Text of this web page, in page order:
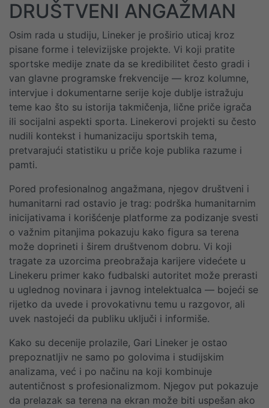
DRUŠTVENI ANGAŽMAN
Osim rada u studiju, Lineker je proširio uticaj kroz
pisane forme i televizijske projekte. Vi koji pratite
sportske medije znate da se kredibilitet često gradi i
van glavne programske frekvencije — kroz kolumne,
intervjue i dokumentarne serije koje dublje istražuju
teme kao što su istorija takmičenja, lične priče igrača
ili socijalni aspekti sporta. Linekerovi projekti su često
nudili kontekst i humanizaciju sportskih tema,
pretvarajući statistiku u priče koje publika razume i
pamti.
Pored profesionalnog angažmana, njegov društveni i
humanitarni rad ostavio je trag: podrška humanitarnim
inicijativama i korišćenje platforme za podizanje svesti
o važnim pitanjima pokazuju kako figura sa terena
može doprineti i širem društvenom dobru. Vi koji
tragate za uzorcima preobražaja karijere videćete u
Linekeru primer kako fudbalski autoritet može prerasti
u uglednog novinara i javnog intelektualca — bojeći se
rijetko da uvede i provokativnu temu u razgovor, ali
uvek nastojeći da publiku uključi i informiše.
Kako su decenije prolazile, Gari Lineker je ostao
prepoznatljiv ne samo po golovima i studijskim
analizama, već i po načinu na koji kombinuje
autentičnost s profesionalizmom. Njegov put pokazuje
da prelazak sa terena na ekran može biti uspešan ako